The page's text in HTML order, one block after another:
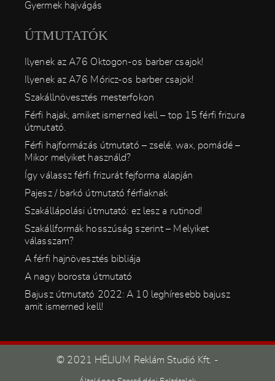
Gyermek hajvágás
ÚTMUTATÓK
Ilyenek az A76 Oktogon-os barber csajok!
Ilyenek az A76 Móricz-os barber csajok!
Szakállnövesztés mesterfokon
Férfi hajak, amiket ismerned kell – top 15 férfi frizura
útmutató.
Férfi hajformázás útmutató – zselé, wax, pomádé –
Mikor melyiket használd?
Így válassz férfi frizurát fejforma alapján
Pajesz / barkó útmutató férfiaknak
Szakállápolási útmutató: ez lesz a rutinod!
Szakállformák hosszúság szerint – Melyiket
válasszam?
A férfi hajnövesztés bibliája
A nagy borosta útmutató
Bajusz útmutató 2022: A 10 leghíresebb bajusz
amit ismerned kell!
© 2021 HÉLIUM Reklám Studió Kft. -